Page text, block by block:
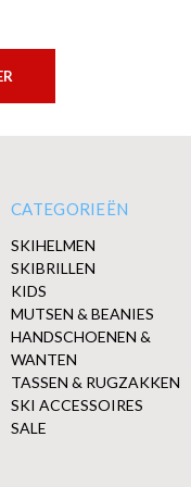
CATEGORIEËN
SKIHELMEN
SKIBRILLEN
KIDS
MUTSEN & BEANIES
HANDSCHOENEN &
WANTEN
TASSEN & RUGZAKKEN
SKI ACCESSOIRES
SALE